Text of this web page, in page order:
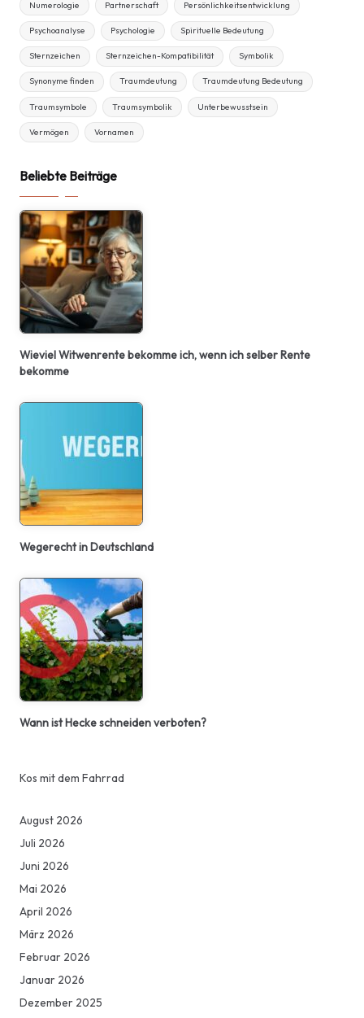
Numerologie Partnerschaft Persönlichkeitsentwicklung
Psychoanalyse Psychologie Spirituelle Bedeutung
Sternzeichen Sternzeichen-Kompatibilität Symbolik
Synonyme finden Traumdeutung Traumdeutung Bedeutung
Traumsymbole Traumsymbolik Unterbewusstsein
Vermögen Vornamen
Beliebte Beiträge
Wieviel Witwenrente bekomme ich, wenn ich selber Rente
bekomme
Wegerecht in Deutschland
Wann ist Hecke schneiden verboten?
Kos mit dem Fahrrad
August 2026
Juli 2026
Juni 2026
Mai 2026
April 2026
März 2026
Februar 2026
Januar 2026
Dezember 2025